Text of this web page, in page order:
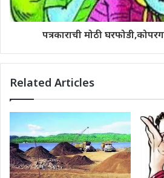
पत्रकाराची मोठी
Related Articles